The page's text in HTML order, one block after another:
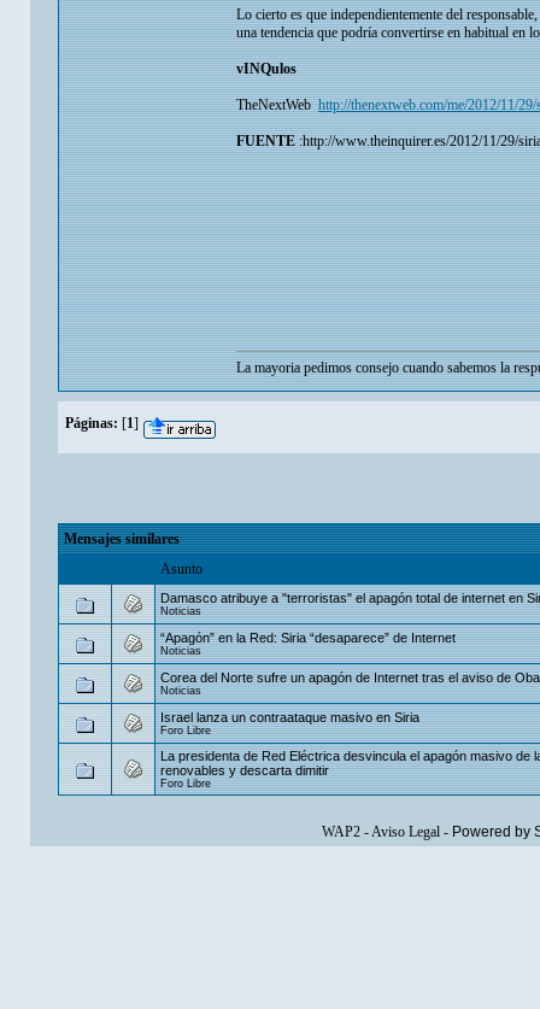
Lo cierto es que independientemente del
una tendencia que podría convertirse en habitual en
vINQulos
TheNextWebhttp://thenextweb.com/me/2012/11/
FUENTE:http://www.theinquirer.es/2012/11/29/
La mayoria pedimos consejo cuando sabemos la
Páginas: [1]
Mensajes similares
Asunto
Damasco atribuye a "terroristas" el apagón total de internet en
Noticias
“Apagón” en la Red: Siria “desaparece” de Internet
Noticias
Corea del Norte sufre un apagón de Internet tras el aviso de
Noticias
Israel lanza un contraataque masivo en Siria
Foro Libre
La presidenta de Red Eléctrica desvincula el apagón masivo de
renovables y descarta dimitir
Foro Libre
WAP2-Aviso Legal- Powered by